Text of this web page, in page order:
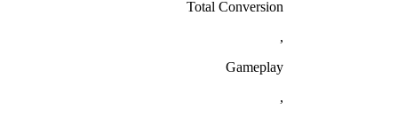
Total Conversion
,
Gameplay
,